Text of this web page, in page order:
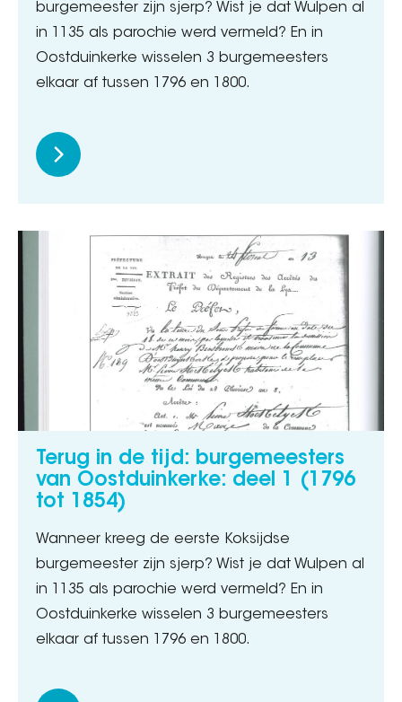
burgemeester zijn sjerp? Wist je dat Wulpen al
in 1135 als parochie werd vermeld? En in
Oostduinkerke wisselen 3 burgemeesters
elkaar af tussen 1796 en 1800.
Terug in de tijd: burgemeesters
van Oostduinkerke: deel 1 (1796
tot 1854)
Wanneer kreeg de eerste Koksijdse
burgemeester zijn sjerp? Wist je dat Wulpen al
in 1135 als parochie werd vermeld? En in
Oostduinkerke wisselen 3 burgemeesters
elkaar af tussen 1796 en 1800.